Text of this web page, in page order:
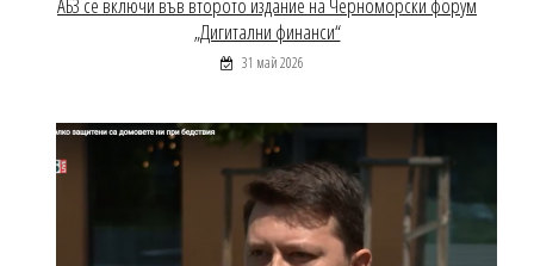
„Дигитални финанси“
31 май 2026